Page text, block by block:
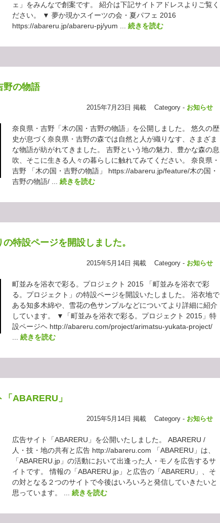
ェ」をみんなで創案です。 紹介は下記サイトアドレスよりご覧く
ださい。 ▼ 夢か現かスイーツの会・夏パフェ 2016
https://abareru.jp/abareru-pj/yum ... 続きを読む
野の物語
2015年7月23日 掲載 Category - お知らせ
奈良県・吉野「木の国・吉野の物語」を公開しました。 悠久の歴
史が息づく奈良県・吉野の森では自然と人が織りなす、さまざま
な物語が紡がれてきました。 吉野という地の魅力、豊かな森の息
吹、そこに生きる人々の暮らしに触れてみてください。 奈良県・
吉野 「木の国・吉野の物語」 https://abareru.jp/feature/木の国・
吉野の物語/ ... 続きを読む
特設ページを開設しました。
2015年5月14日 掲載 Category - お知らせ
町並みを浴衣で彩る。プロジェクト 2015 「町並みを浴衣で彩
る。プロジェクト」の特設ページを開設いたしました。 浴衣地で
ある知多木綿や、雪花の色サンプルなどについてより詳細に紹介
しています。 ▼「町並みを浴衣で彩る。プロジェクト 2015」特
設ページヘ http://abareru.com/project/arimatsu-yukata-project/
続きを読む
ABARERU」
2015年5月14日 掲載 Category - お知らせ
広告サイト「ABARERU」を公開いたしました。 ABARERU /
人・技・地の共有と広告 http://abareru.com 「ABARERU」は、
「ABARERU.jp」の活動において出逢った人・モノを広告するサ
イトです。 情報の「ABARERU.jp」と広告の「ABARERU」、そ
の対となる２つのサイトで今後はいろいろと発信していきたいと
思っています。 ... 続きを読む